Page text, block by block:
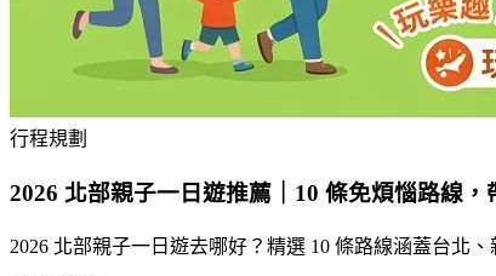
行程規劃
2026 北部親子一日遊推薦｜10 條免煩惱路線，
2026 北部親子一日遊去哪好？精選 10 條路線涵蓋台北